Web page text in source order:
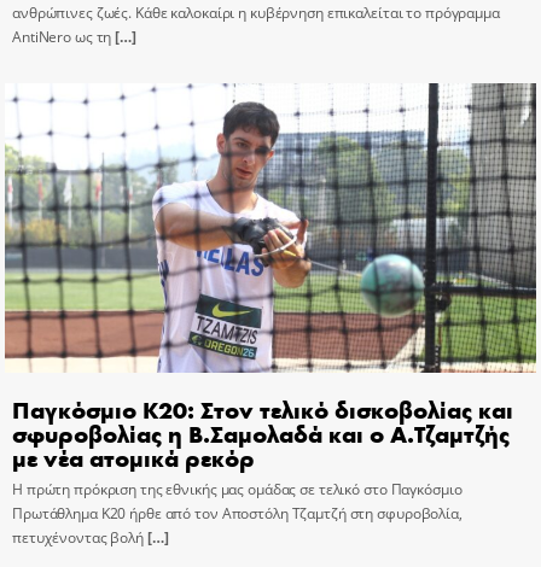
ανθρώπινες ζωές. Κάθε καλοκαίρι η κυβέρνηση επικαλείται το πρόγραμμα
AntiNero ως τη[…]
Παγκόσμιο Κ20: Στον τελικό δισκοβολίας και
σφυροβολίας η Β.Σαμολαδά και ο Α.Τζαμτζής
με νέα ατομικά ρεκόρ
Η πρώτη πρόκριση της εθνικής μας ομάδας σε τελικό στο Παγκόσμιο
Πρωτάθλημα Κ20 ήρθε από τον Αποστόλη Τζαμτζή στη σφυροβολία,
πετυχένοντας βολή[…]